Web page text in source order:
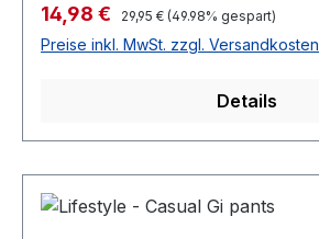
Verkaufspreis:
14,98 € Regulärer Preis:
29,95 € (49.98% gespart)
Preise inkl. MwSt. zzgl. Versandkosten
Details